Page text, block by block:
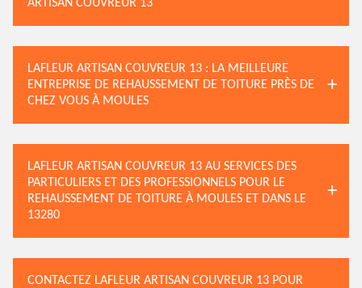
ARTISAN COUVREUR 13
LAFLEUR ARTISAN COUVREUR 13 : LA MEILLEURE
ENTREPRISE DE REHAUSSEMENT DE TOITURE PRÈS DE
CHEZ VOUS À MOULES
LAFLEUR ARTISAN COUVREUR 13 AU SERVICES DES
PARTICULIERS ET DES PROFESSIONNELS POUR LE
REHAUSSEMENT DE TOITURE À MOULES ET DANS LE
13280
CONTACTEZ LAFLEUR ARTISAN COUVREUR 13 POUR